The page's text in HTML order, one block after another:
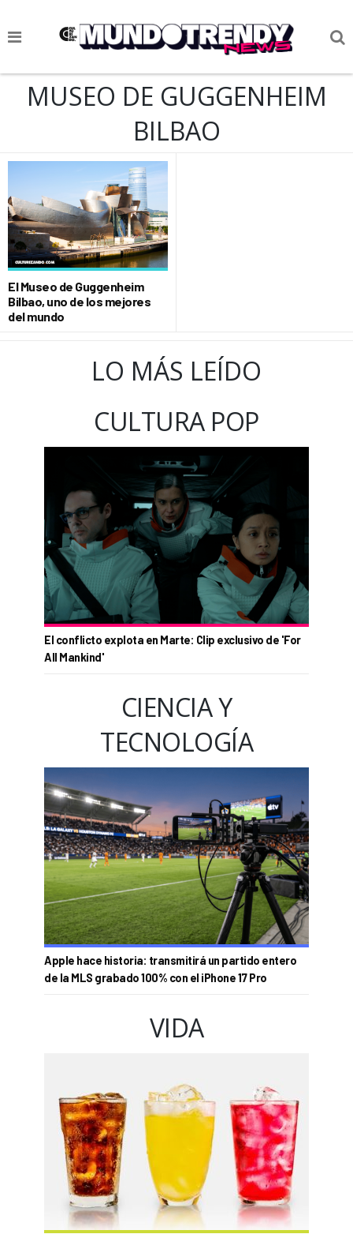
NOTICIAS
CIENCIA Y TECNOLOGÍA
SOCIEDAD
CULTURIZANDO.COM
MUSEO DE GUGGENHEIM
BILBAO
El Museo de Guggenheim
Bilbao, uno de los mejores
del mundo
LO MÁS LEÍDO
CULTURA POP
El conflicto explota en Marte: Clip exclusivo de 'For
All Mankind'
CIENCIA Y
TECNOLOGÍA
Apple hace historia: transmitirá un partido entero
de la MLS grabado 100% con el iPhone 17 Pro
VIDA